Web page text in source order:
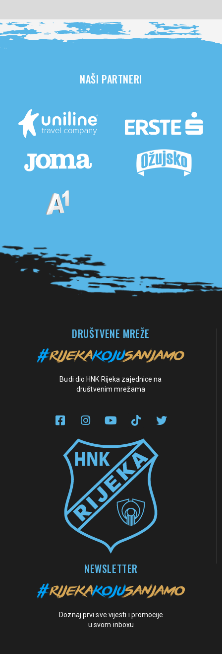
NAŠI PARTNERI
DRUŠTVENE MREŽE
Budi dio HNK Rijeka zajednice na
društvenim mrežama
NEWSLETTER
Doznaj prvi sve vijesti i promocije
u svom inboxu